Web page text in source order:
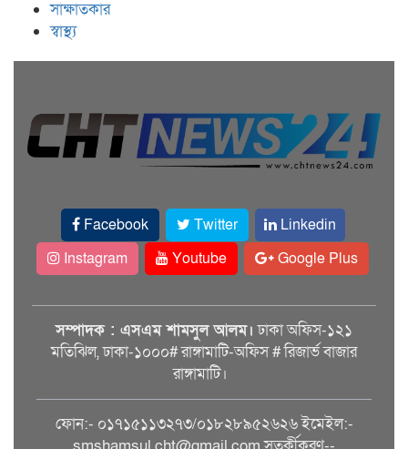
সাক্ষাতকার
স্বাস্থ্য
Facebook Twitter
Linkedin
Instagram
Youtube Google Plus
সম্পাদক : এসএম শামসুল আলম। ঢাকা অফিস-১২১
মতিঝিল, ঢাকা-১০০০# রাঙ্গামাটি-অফিস # রিজার্ভ বাজার
রাঙ্গামাটি।
ফোন:- ০১৭১৫১১৩২৭৩/০১৮২৮৯৫২৬২৬ ইমেইল:-